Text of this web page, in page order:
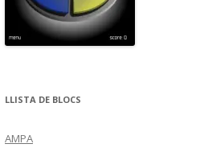
LLISTA DE BLOCS
AMPA